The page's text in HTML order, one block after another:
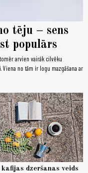
tēju – sens
populārs
arvien vairāk cilvēku
Viena no tām ir logu mazgāšana ar
kafijas dzeršanas veids